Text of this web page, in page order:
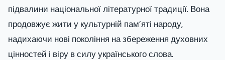
підвалини національної літературної традиції. Вона
продовжує жити у культурній пам’яті народу,
надихаючи нові покоління на збереження духовних
цінностей і віру в силу українського слова.